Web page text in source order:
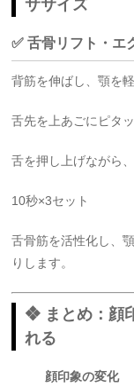
ササイズ
✅ 舌骨リフト・エ
背筋を伸ばし、顎を
舌先を上あごにピタ
舌を押し上げながら
10秒×3セット
舌骨筋を活性化し、
りします。
❖ まとめ：顔
れる
顔印象の変化